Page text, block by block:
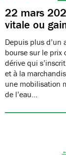
22 mars
vitale ou
Depuis plus d’un
bourse sur le prix
dérive qui
et à la
une mobilisation
de l’eau…